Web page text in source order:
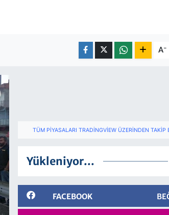
A-
TÜM PIYASALARI TRADINGVIEW ÜZERINDEN TAKIP
Yükleniyor...
FACEBOOK